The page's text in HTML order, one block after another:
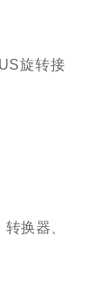
旋转接
换器、